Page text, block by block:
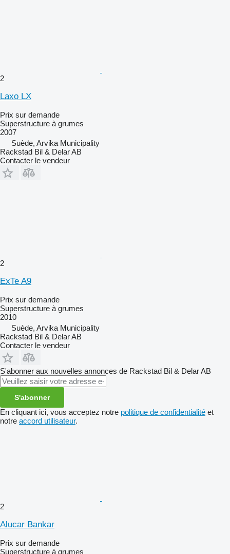
2
Laxo LX
Prix sur demande
Superstructure à grumes
2007
Suède, Arvika Municipality
Rackstad Bil & Delar AB
Contacter le vendeur
2
ExTe A9
Prix sur demande
Superstructure à grumes
2010
Suède, Arvika Municipality
Rackstad Bil & Delar AB
Contacter le vendeur
S'abonner aux nouvelles annonces de Rackstad Bil & Delar AB
S'abonner
En cliquant ici, vous acceptez notre politique de confidentialité et
notre accord utilisateur.
2
Alucar Bankar
Prix sur demande
Superstructure à grumes